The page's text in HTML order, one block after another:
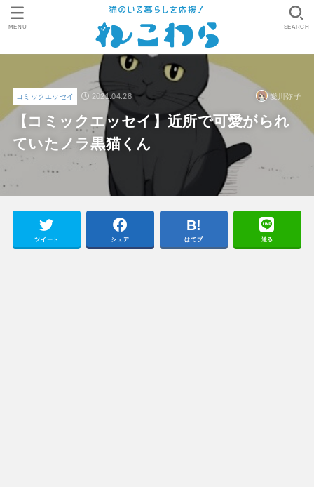
SEARCH
MENU
コミックエッセイ 2021.04.28 愛川弥子
【コミックエッセイ】近所で可愛がられ
ていたノラ黒猫くん
ツイート シェア はてブ 送る